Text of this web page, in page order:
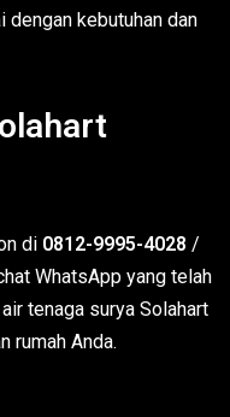
kebutuhan dan
di 0812-9995-4028 /
WhatsApp yang telah
tenaga surya Solahart
rumah Anda.